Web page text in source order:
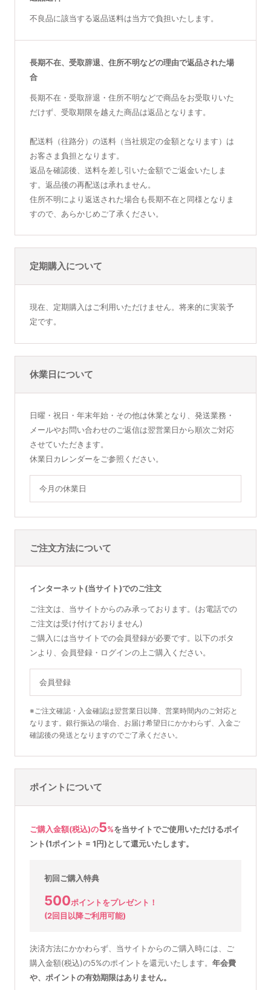
不良品に該当する返品送料は当方で負担いたします。
長期不在、受取辞退、住所不明などの理由で返品された場
合
長期不在・受取辞退・住所不明などで商品をお受取りいた
だけず、受取期限を越えた商品は返品となります。
配送料（往路分）の送料（当社規定の金額となります）は
お客さま負担となります。
返品を確認後、送料を差し引いた金額でご返金いたしま
す。返品後の再配送は承れません。
住所不明により返送された場合も長期不在と同様となりま
すので、あらかじめご了承ください。
定期購入について
現在、定期購入はご利用いただけません。将来的に実装予
定です。
休業日について
日曜・祝日・年末年始・その他は休業となり、発送業務・
メールやお問い合わせのご返信は翌営業日から順次ご対応
させていただきます。
休業日カレンダーをご参照ください。
今月の休業日
ご注文方法について
インターネット(当サイト)でのご注文
ご注文は、当サイトからのみ承っております。(お電話での
ご注文は受け付けておりません)
ご購入には当サイトでの会員登録が必要です。以下のボタ
ンより、会員登録・ログインの上ご購入ください。
会員登録
※ご注文確認・入金確認は翌営業日以降、営業時間内のご対応と
なります。銀行振込の場合、お届け希望日にかかわらず、入金ご
確認後の発送となりますのでご了承ください。
ポイントについて
ご購入金額(税込)の5%を当サイトでご使用いただけるポイ
ント(1ポイント = 1円)として還元いたします。
初回ご購入特典
500ポイントをプレゼント！
(2回目以降ご利用可能)
決済方法にかかわらず、当サイトからのご購入時には、ご
購入金額(税込)の5%のポイントを還元いたします。 年会費
や、ポイントの有効期限はありません。